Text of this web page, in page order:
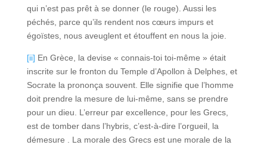
qui n’est pas prêt à se donner (le rouge). Aussi les
péchés, parce qu’ils rendent nos cœurs impurs et
égoïstes, nous aveuglent et étouffent en nous la joie.
[ii] En Grèce, la devise « connais-toi toi-même » était
inscrite sur le fronton du Temple d’Apollon à Delphes, et
Socrate la prononça souvent. Elle signifie que l’homme
doit prendre la mesure de lui-même, sans se prendre
pour un dieu. L’erreur par excellence, pour les Grecs,
est de tomber dans l’hybris, c’est-à-dire l’orgueil, la
démesure . La morale des Grecs est une morale de la